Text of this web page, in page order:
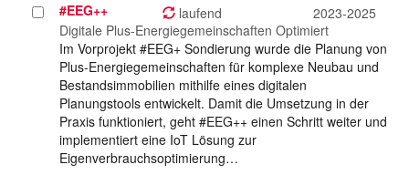
Projekt
auswählen
#EEG++ laufend
2023-2025
Digitale Plus-Energiegemeinschaften Optimiert
Im Vorprojekt #EEG+ Sondierung wurde die Planung von
Plus-Energiegemeinschaften für komplexe Neubau und
Bestandsimmobilien mithilfe eines digitalen
Planungstools entwickelt. Damit die Umsetzung in der
Praxis funktioniert, geht #EEG++ einen Schritt weiter und
implementiert eine IoT Lösung zur
Eigenverbrauchsoptimierung…